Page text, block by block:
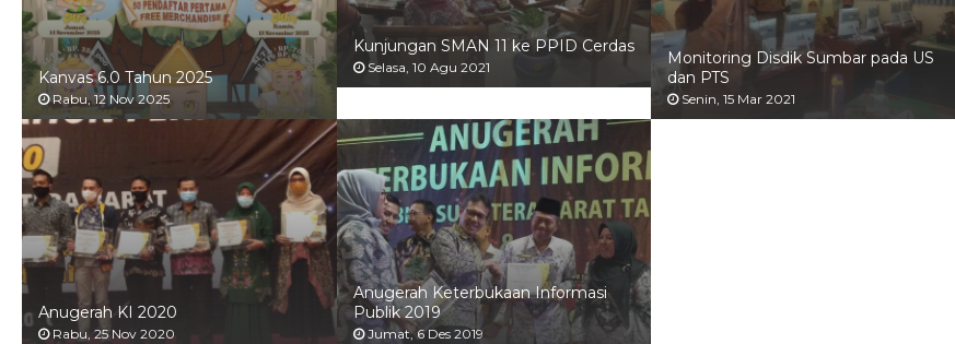
Kanvas 6.0 Tahun 2025
Rabu, 12 Nov 2025
Kunjungan SMAN 11 ke PPID Cerdas
Selasa, 10 Agu 2021
Monitoring Disdik Sumbar pada US
dan PTS
Senin, 15 Mar 2021
Anugerah KI 2020
Rabu, 25 Nov 2020
Anugerah Keterbukaan Informasi
Publik 2019
Jumat, 6 Des 2019